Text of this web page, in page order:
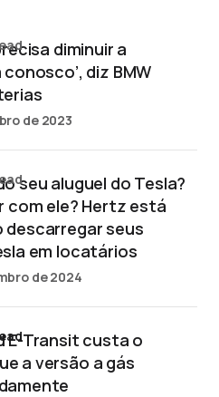
diminuir a
diz BMW
de 2023
seu aluguel do Tesla?
com ele? Hertz está
seus
em locatários
de 2024
E-Transit custa o
a versão a gás